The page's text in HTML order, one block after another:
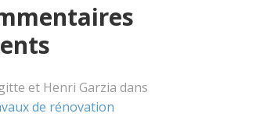
et Henri Garzia dans
de rénovation